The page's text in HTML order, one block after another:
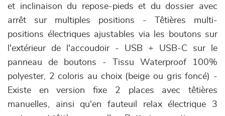
et inclinaison du repose-pieds et du dossier avec
arrêt sur multiples positions - Têtières multi-
positions électriques ajustables via les boutons sur
l'extérieur de l'accoudoir - USB + USB-C sur le
panneau de boutons - Tissu Waterproof 100%
polyester, 2 coloris au choix (beige ou gris foncé) -
Existe en version fixe 2 places avec têtières
manuelles, ainsi qu'en fauteuil relax électrique 3